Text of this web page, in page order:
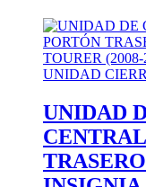
UNIDAD
UNIDAD